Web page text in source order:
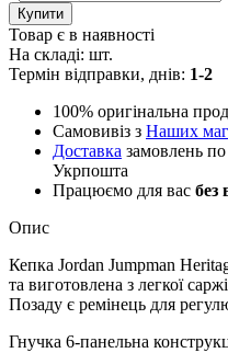
Купити
Товар є в наявності
На складі: шт.
Термін відправки, днів: 1-2
100% оригінальна
Самовивіз з Наших
Доставка замовлень
Укрпошта
Працюємо для вас без
Опис
Кепка Jordan Jumpman
та виготовлена з легкої
Позаду є ремінець для
Гнучка 6-панельна